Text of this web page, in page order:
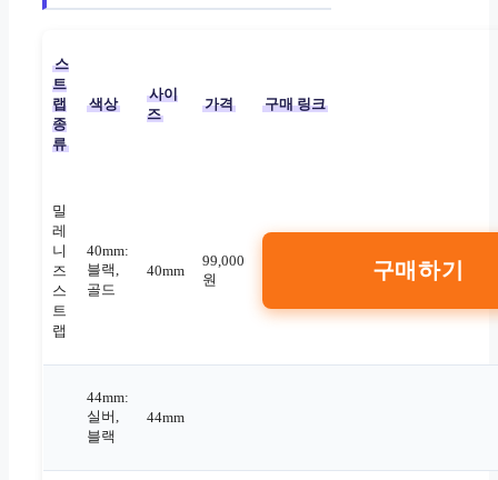
스
트
랩
종
류
색상
사이
즈
가격 구매 링크
밀
레
니
즈
스
트
랩
40mm:
블랙,
골드
40mm
99,000
원
구매하기
44mm:
실버,
블랙
44mm